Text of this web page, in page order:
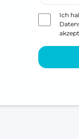
Ich